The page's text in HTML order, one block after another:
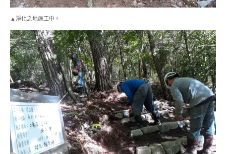
▲淨化之地施工中。